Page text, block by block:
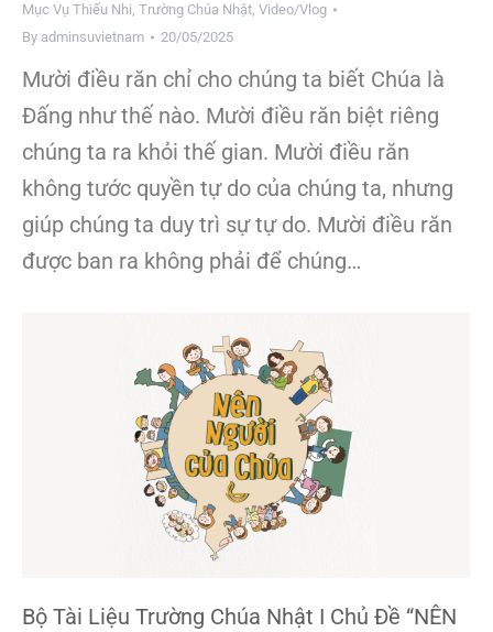
Mục Vụ Thiếu Nhi, Trường Chúa Nhật, Video/Vlog
By adminsuvietnam 20/05/2025
Mười điều răn chỉ cho chúng ta biết Chúa là
Đấng như thế nào. Mười điều răn biệt riêng
chúng ta ra khỏi thế gian. Mười điều răn
không tước quyền tự do của chúng ta, nhưng
giúp chúng ta duy trì sự tự do. Mười điều răn
được ban ra không phải để chúng…
Bộ Tài Liệu Trường Chúa Nhật I Chủ Đề “NÊN